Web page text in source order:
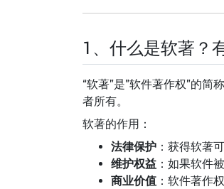
1、什么是软著？
“软著”是”软件著作权”的
者所有。
软著的作用：
法律保护：获得软著
维护权益：如果软件
商业价值：软件著作